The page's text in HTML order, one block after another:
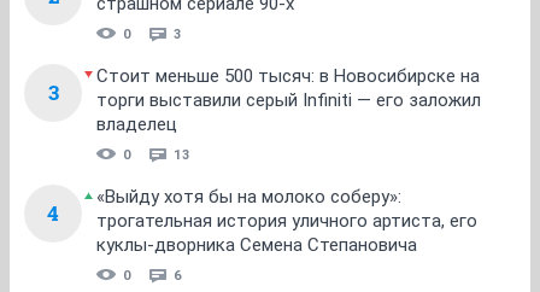
0 3
3
Стоит меньше 500 тысяч: в Новосибирске на
торги выставили серый Infiniti — его заложил
владелец
0 13
4
«Выйду хотя бы на молоко соберу»:
трогательная история уличного артиста, его
куклы-дворника Семена Степановича
0 6